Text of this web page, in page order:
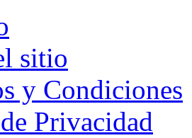
sitio
y Condiciones
Privacidad